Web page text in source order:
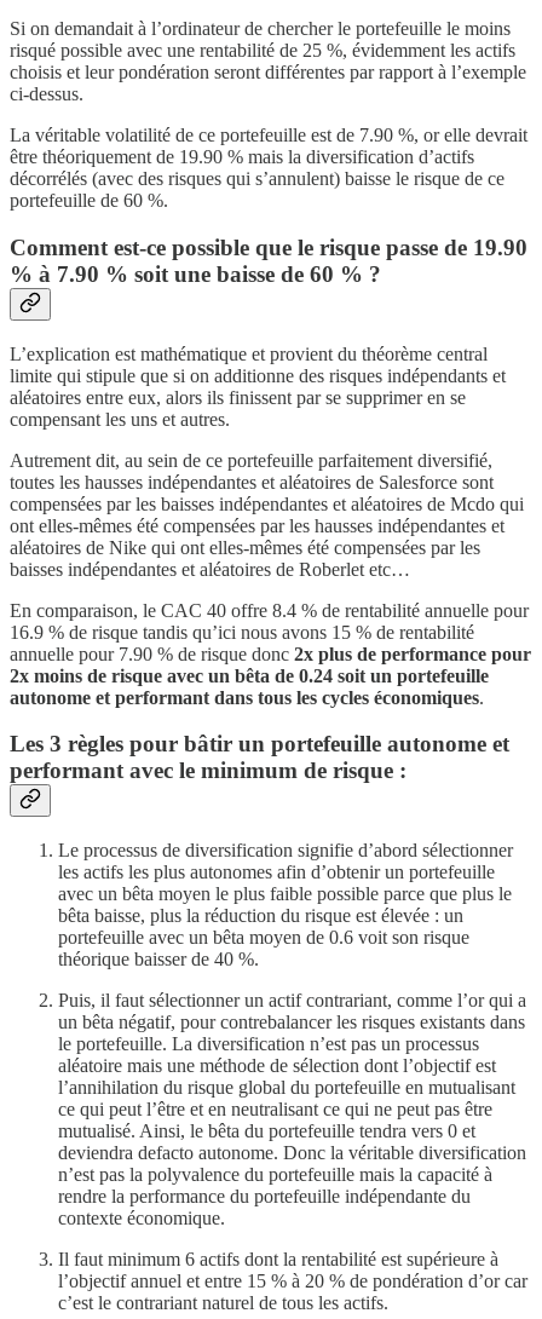
Si on demandait à l’ordinateur de chercher le portefeuille le moins
risqué possible avec une rentabilité de 25 %, évidemment les actifs
choisis et leur pondération seront différentes par rapport à l’exemple
ci-dessus.
La véritable volatilité de ce portefeuille est de 7.90 %, or elle devrait
être théoriquement de 19.90 % mais la diversification d’actifs
décorrélés (avec des risques qui s’annulent) baisse le risque de ce
portefeuille de 60 %.
Comment est-ce possible que le risque passe de 19.90
% à 7.90 % soit une baisse de 60 % ?
L’explication est mathématique et provient du théorème central
limite qui stipule que si on additionne des risques indépendants et
aléatoires entre eux, alors ils finissent par se supprimer en se
compensant les uns et autres.
Autrement dit, au sein de ce portefeuille parfaitement diversifié,
toutes les hausses indépendantes et aléatoires de Salesforce sont
compensées par les baisses indépendantes et aléatoires de Mcdo qui
ont elles-mêmes été compensées par les hausses indépendantes et
aléatoires de Nike qui ont elles-mêmes été compensées par les
baisses indépendantes et aléatoires de Roberlet etc…
En comparaison, le CAC 40 offre 8.4 % de rentabilité annuelle pour
16.9 % de risque tandis qu’ici nous avons 15 % de rentabilité
annuelle pour 7.90 % de risque donc 2x plus de performance pour
2x moins de risque avec un bêta de 0.24 soit un portefeuille
autonome et performant dans tous les cycles économiques.
Les 3 règles pour bâtir un portefeuille autonome et
performant avec le minimum de risque :
Le processus de diversification signifie d’abord sélectionner
les actifs les plus autonomes afin d’obtenir un portefeuille
avec un bêta moyen le plus faible possible parce que plus le
bêta baisse, plus la réduction du risque est élevée : un
portefeuille avec un bêta moyen de 0.6 voit son risque
théorique baisser de 40 %.
Puis, il faut sélectionner un actif contrariant, comme l’or qui a
un bêta négatif, pour contrebalancer les risques existants dans
le portefeuille. La diversification n’est pas un processus
aléatoire mais une méthode de sélection dont l’objectif est
l’annihilation du risque global du portefeuille en mutualisant
ce qui peut l’être et en neutralisant ce qui ne peut pas être
mutualisé. Ainsi, le bêta du portefeuille tendra vers 0 et
deviendra defacto autonome. Donc la véritable diversification
n’est pas la polyvalence du portefeuille mais la capacité à
rendre la performance du portefeuille indépendante du
contexte économique.
Il faut minimum 6 actifs dont la rentabilité est supérieure à
l’objectif annuel et entre 15 % à 20 % de pondération d’or car
c’est le contrariant naturel de tous les actifs.